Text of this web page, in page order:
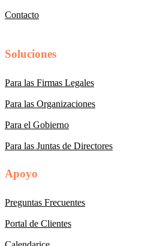
Contacto
Soluciones
Para las Firmas Legales
Para las Organizaciones
Para el Gobierno
Para las Juntas de Directores
Apoyo
Preguntas Frecuentes
Portal de Clientes